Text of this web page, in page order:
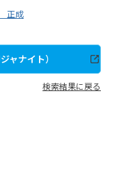
正成
ャナイト）
検索結果に戻る